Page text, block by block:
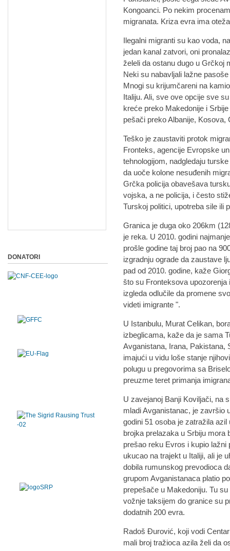
Kongoanci. Po nekim
migranata. Kriza evra ima
Ilegalni migranti su kao voda,
jedan kanal zatvori, oni
želeli da ostanu dugo u Grčkoj
Neki su nabavljali lažne
Mnogi su krijumčareni na
Italiju. Ali, sve ove opcije sve
kreće preko Makedonije i
pešači preko Albanije,
Teško je zaustaviti protok
Fronteks, agencije Evropske
tehnologijom, nadgledaju
da uoče kolone nesuđenih
Grčka policija obavešava
vojska, a ne policija, i često
Turskoj politici, upotreba sile ili
Granica je duga oko 206km
je reka. U 2010. godini
prošle godine taj broj pao na
izgradnju ograde da zaustave
pad od 2010. godine, kaže
što su Fronteksova
izgleda odlučile da promene
videti imigrante ".
U Istanbulu, Murat Celikan,
izbeglicama, kaže da je sama
Avganistana, Irana, Pakistana,
imajući u vidu loše stanje
polugu u pregovorima sa
preuzme teret primanja
U zavejanoj Banji Koviljači, na
mladi Avganistanac, je završio
godini 51 osoba je zatražila
brojka prelazaka u Srbiju mora
prešao reku Evros i kupio
ukucao na trajekt u Italiji, ali je
dobila rumunskog prevodioca
grupom Avganistanaca platio
prepešače u Makedoniju. Tu
vožnje taksijem do granice su
dodatnih 200 evra.
Radoš Đurović, koji vodi
mali broj tražioca azila želi da
DONATORI